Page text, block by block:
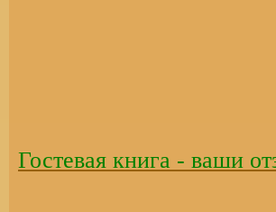
Гостевая книга - ваши